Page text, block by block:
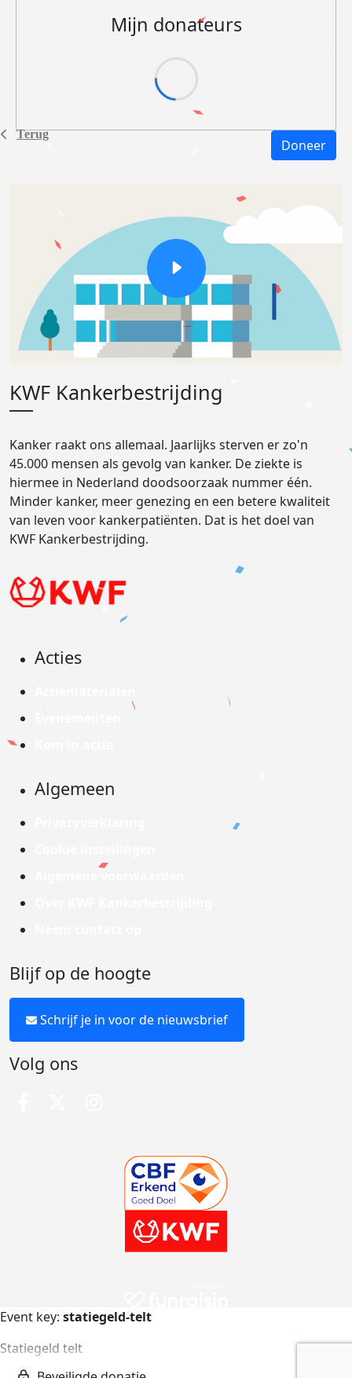
Terug
Mijn donateurs
Doneer
KWF Kankerbestrijding
Kanker raakt ons allemaal. Jaarlijks sterven er zo'n
45.000 mensen als gevolg van kanker. De ziekte is
hiermee in Nederland doodsoorzaak nummer één.
Minder kanker, meer genezing en een betere kwaliteit
van leven voor kankerpatiënten. Dat is het doel van
KWF Kankerbestrijding.
Acties
Algemeen
Blijf op de hoogte
Schrijf je in voor de nieuwsbrief
Volg ons
Event key: statiegeld-telt
Statiegeld telt